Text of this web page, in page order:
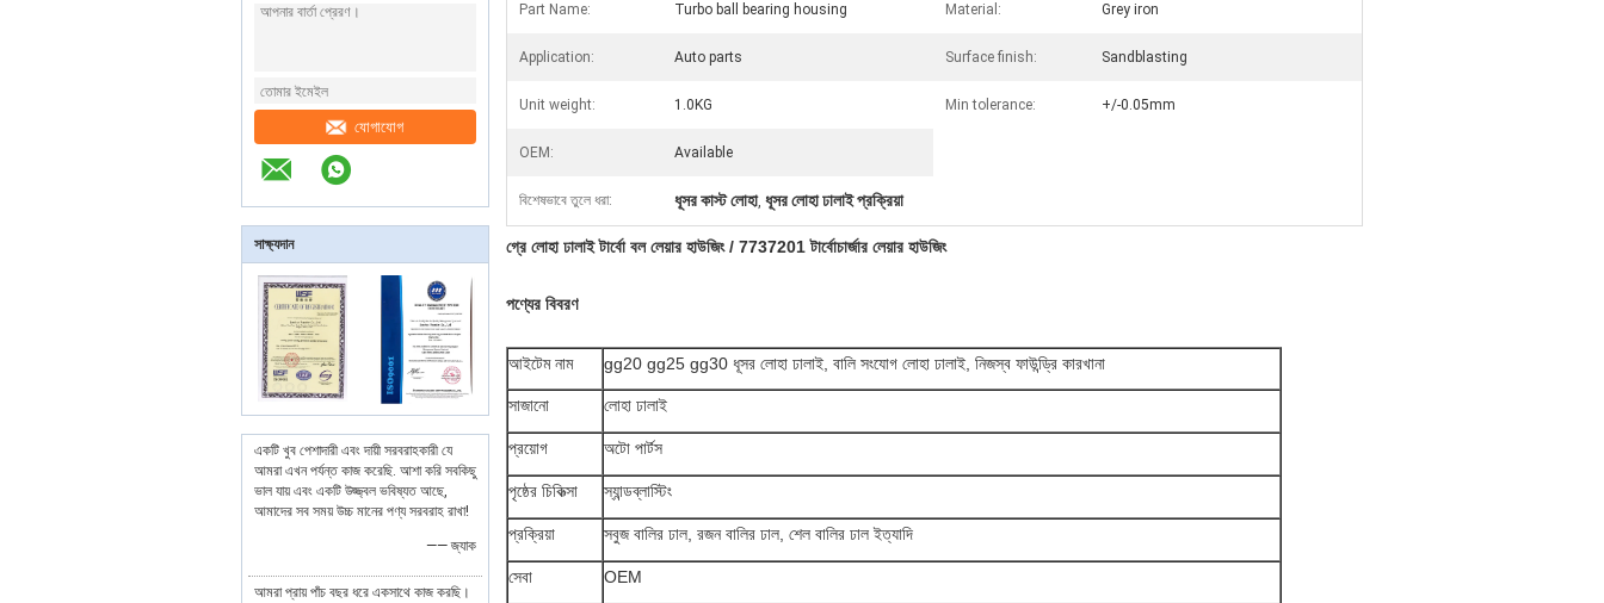
যোগাযোগ
সাক্ষ্যদান
একটি খুব পেশাদারী এবং দায়ী সরবরাহকারী যে
আমরা এখন পর্যন্ত কাজ করেছি. আশা করি সবকিছু
ভাল যায় এবং একটি উজ্জ্বল ভবিষ্যত আছে,
আমাদের সব সময় উচ্চ মানের পণ্য সরবরাহ রাখা!
—— জ্যাক
আমরা প্রায় পাঁচ বছর ধরে একসাথে কাজ করছি।
Part Name: Turbo ball bearing housing Material: Grey iron
Application: Auto parts Surface finish: Sandblasting
Unit weight: 1.0KG Min tolerance: +/-0.05mm
OEM: Available
বিশেষভাবে তুলে ধরা: ধূসর কাস্ট লোহা, ধূসর লোহা ঢালাই প্রক্রিয়া
গ্রে লোহা ঢালাই টার্বো বল লেয়ার হাউজিং / 7737201 টার্বোচার্জার লেয়ার হাউজিং
পণ্যের বিবরণ
আইটেম নাম gg20 gg25 gg30 ধূসর লোহা ঢালাই, বালি সংযোগ লোহা ঢালাই, নিজস্ব ফাউন্ড্রি কারখানা
সাজানো লোহা ঢালাই
প্রয়োগ অটো পার্টস
পৃষ্ঠের চিকিত্সা স্যান্ডব্লাস্টিং
প্রক্রিয়া সবুজ বালির ঢাল, রজন বালির ঢাল, শেল বালির ঢাল ইত্যাদি
সেবা OEM